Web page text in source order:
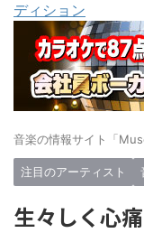
ディション
音楽の情報サイト「
注目のアーティスト
生々しく心